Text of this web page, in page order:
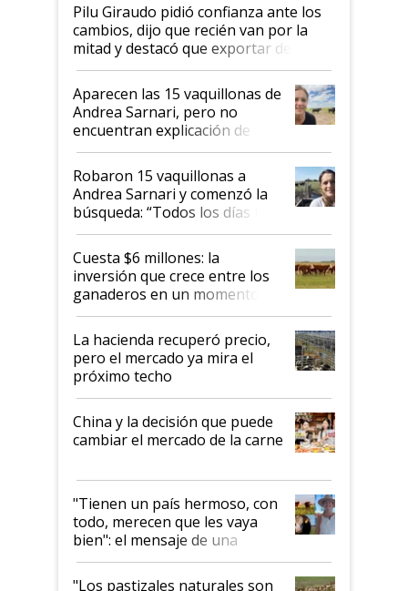
Pilu Giraudo pidió confianza ante los
cambios, dijo que recién van por la
mitad y destacó que exportar dejó de
ser "para unos pocos": "Tenemos un
mandato muy claro del gobierno
nacional"
Aparecen las 15 vaquillonas de
Andrea Sarnari, pero no
encuentran explicación de
cómo llegaron allí
Robaron 15 vaquillonas a
Andrea Sarnari y comenzó la
búsqueda: “Todos los días le
toca a algún productor”
Cuesta $6 millones: la
inversión que crece entre los
ganaderos en un momento
histórico para la actividad
La hacienda recuperó precio,
pero el mercado ya mira el
próximo techo
China y la decisión que puede
cambiar el mercado de la carne
"Tienen un país hermoso, con
todo, merecen que les vaya
bien": el mensaje de una
ganadera uruguaya sobre las
oportunidades que se abren
"Los pastizales naturales son